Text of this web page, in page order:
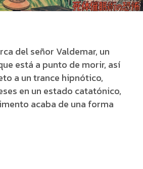
del señor Valdemar, un
está a punto de morir, así
a un trance hipnótico,
en un estado catatónico,
acaba de una forma